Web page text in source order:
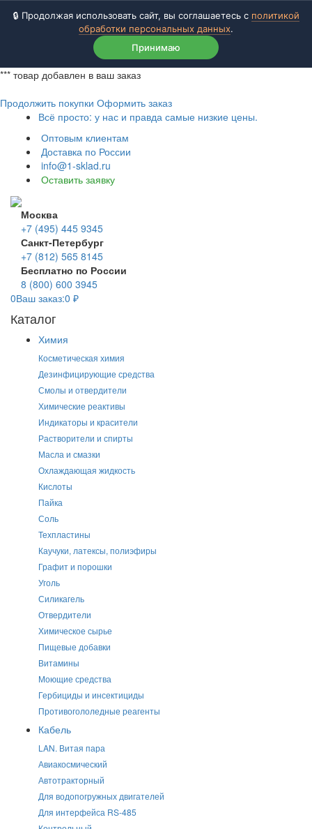
🔒 Продолжая использовать сайт, вы соглашаетесь с политикой
обработки персональных данных.
Принимаю
*** товар добавлен в ваш заказ
Продолжить покупки Оформить заказ
Всё просто: у нас и правда самые низкие цены.
Оптовым клиентам
Доставка по России
info@1-sklad.ru
Оставить заявку
Москва
+7 (495) 445 9345
Санкт-Петербург
+7 (812) 565 8145
Бесплатно по России
8 (800) 600 3945
0Ваш заказ:0 ₽
Каталог
Химия
Косметическая химия
Дезинфицирующие средства
Смолы и отвердители
Химические реактивы
Индикаторы и красители
Растворители и спирты
Масла и смазки
Охлаждающая жидкость
Кислоты
Пайка
Соль
Техпластины
Каучуки, латексы, полиэфиры
Графит и порошки
Уголь
Силикагель
Отвердители
Химическое сырье
Пищевые добавки
Витамины
Моющие средства
Гербициды и инсектициды
Противогололедные реагенты
Кабель
LAN. Витая пара
Авиакосмический
Автотракторный
Для водопогружных двигателей
Для интерфейса RS-485